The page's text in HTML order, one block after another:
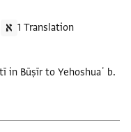
1 Translation
in Būṣīr to Yehoshuaʿ b.